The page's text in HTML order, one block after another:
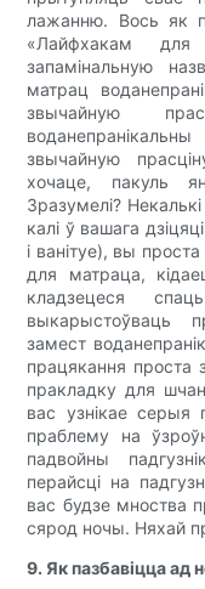
лажанню. Вось як
«Лайфхакам
запамінальную
матрац
звычайную
звычайную
хочаце, пакуль
Зразумелі?
калі ў вашага
і ванітуе), вы
для матраца,
кладзецеся
выкарыстоўваць
замест
працякання проста
пракладку для
вас узнікае
праблему на
падвойны
перайсці на
вас будзе мноства
сярод ночы. Няхай
9. Як пазбавіцца ад